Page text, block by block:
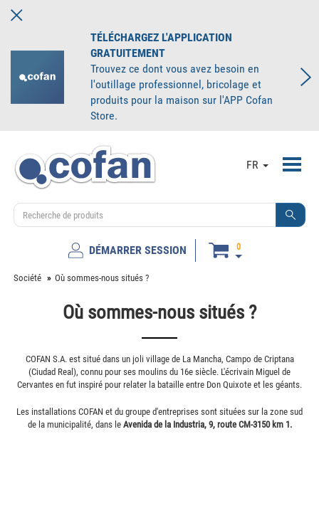
TÉLÉCHARGEZ L'APPLICATION
GRATUITEMENT
Trouvez ce dont vous avez besoin en
l'outillage professionnel, bricolage et
produits pour la maison sur l'APP Cofan
Store.
FR
DÉMARRER SESSION 0
Société Où sommes-nous situés ?
Où sommes-nous situés ?
COFAN S.A. est situé dans un joli village de La Mancha, Campo de Criptana
(Ciudad Real), connu pour ses moulins du 16e siècle. L'écrivain Miguel de
Cervantes en fut inspiré pour relater la bataille entre Don Quixote et les géants.
Les installations COFAN et du groupe d'entreprises sont situées sur la zone sud
de la municipalité, dans le Avenida de la Industria, 9, route CM-3150 km 1.